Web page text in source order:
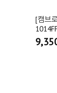
[캠브